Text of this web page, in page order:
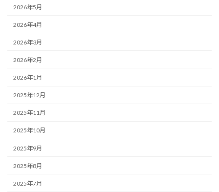
2026年5月
2026年4月
2026年3月
2026年2月
2026年1月
2025年12月
2025年11月
2025年10月
2025年9月
2025年8月
2025年7月